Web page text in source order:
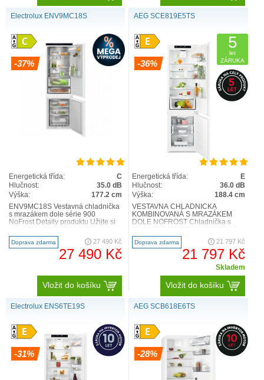
Electrolux ENV9MC18S
-37%
Energetická třída:
C
Hlučnost:
35.0 dB
Výška:
177.2 cm
ENV9MC18S Vestavná chladnička
s mrazákem dole série 900
NoFrost Detaily produktu Užijte si
ochranou surovin a..
Doprava zdarma 27 490 Kč
27 490 Kč
Vložit do košíku
AEG SCE819E5TS
-36%
5
let
ZÁRUKA
Energetická třída:
E
Hlučnost:
36.0 dB
Výška:
188.4 cm
VESTAVNÁ CHLADNIČKA
KOMBINOVANÁ S MRAZÁKEM
DOLE NOFROST Chladnička s
horní části opatřena dalším
úložným prostorem ..
Doprava zdarma 21 797 Kč
21 797 Kč
Skladem
Vložit do košíku
Electrolux ENS6TE19S
-31%
AEG SCB618E6TS
-28%